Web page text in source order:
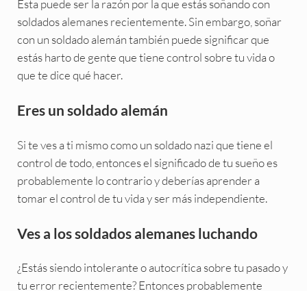
Esta puede ser la razón por la que estás soñando con
soldados alemanes recientemente. Sin embargo, soñar
con un soldado alemán también puede significar que
estás harto de gente que tiene control sobre tu vida o
que te dice qué hacer.
Eres un soldado alemán
Si te ves a ti mismo como un soldado nazi que tiene el
control de todo, entonces el significado de tu sueño es
probablemente lo contrario y deberías aprender a
tomar el control de tu vida y ser más independiente.
Ves a los soldados alemanes luchando
¿Estás siendo intolerante o autocrítica sobre tu pasado y
tu error recientemente? Entonces probablemente